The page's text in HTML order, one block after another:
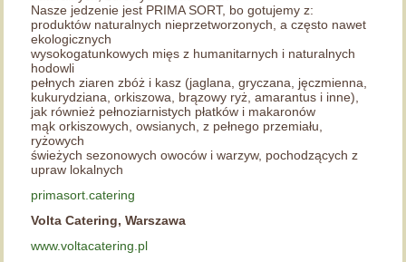
Nasze jedzenie jest PRIMA SORT, bo gotujemy z:
produktów naturalnych nieprzetworzonych, a często nawet
ekologicznych
wysokogatunkowych mięs z humanitarnych i naturalnych
hodowli
pełnych ziaren zbóż i kasz (jaglana, gryczana, jęczmienna,
kukurydziana, orkiszowa, brązowy ryż, amarantus i inne),
jak również pełnoziarnistych płatków i makaronów
mąk orkiszowych, owsianych, z pełnego przemiału,
ryżowych
świeżych sezonowych owoców i warzyw, pochodzących z
upraw lokalnych
primasort.catering
Volta Catering, Warszawa
www.voltacatering.pl